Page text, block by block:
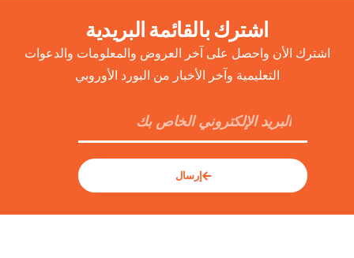
اشترك بالقائمة البريدية
اشترك الأن واحصل على آخر العروض والمعلومات والدعوات
التعليمية وآخر الأخبار من البورد الأوروبي
إرسال